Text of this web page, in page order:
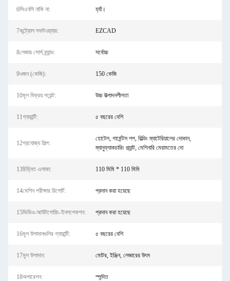
6সিএনসি নাকি না: হ্যাঁ।
7কন্ট্রোল সফটওয়্যার: EZCAD
8লেজার সোর্স ব্র্যান্ড: সর্বোচ্চ
9ওজন (কেজি): 150 কেজি
10মূল বিক্রয় পয়েন্ট: উচ্চ উত্পাদনশীলতা
11গ্যারান্টি: ৫ বছরের বেশি
12প্রযোজ্য শিল্প:
হোটেল, গার্মেন্টস শপ, বিল্ডিং ম্যাটেরিয়ালের দোকান,
ম্যানুফ্যাকচারিং প্ল্যান্ট, মেশিনারি মেরামতের দো
13চিহ্নিত এলাকা: 110 মিমি * 110 মিমি
14মেশিন পরীক্ষার রিপোর্ট: প্রদান করা হয়েছে
15ভিডিও-আউটগোয়িং-ইনসপেকশন: প্রদান করা হয়েছে
16মূল উপাদানগুলির গ্যারান্টি: ৫ বছরের বেশি
17মূল উপাদান: মোটর, ইঞ্জিন, লেজারের উৎস
18অপারেশন: স্পন্দিত